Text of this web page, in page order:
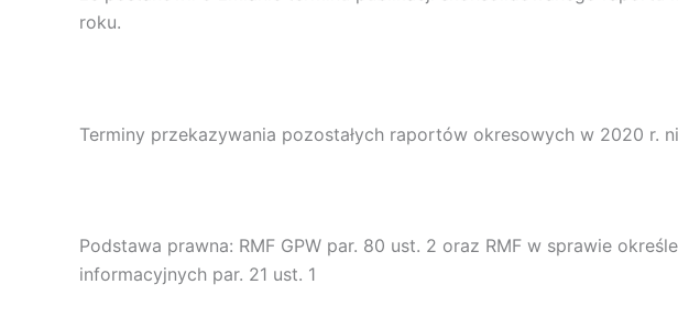
roku.
Terminy przekazywania pozostałych raportów okresowych w 2020 r.
Podstawa prawna: RMF GPW par. 80 ust. 2 oraz RMF w sprawie
informacyjnych par. 21 ust. 1